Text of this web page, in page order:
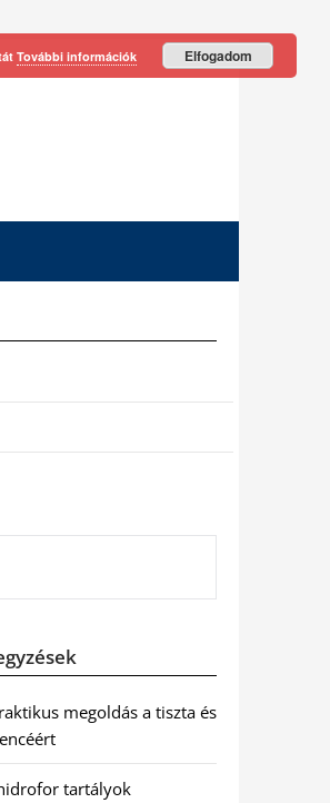
megoldás a tiszta és
tartályok
További információk Elfogadom